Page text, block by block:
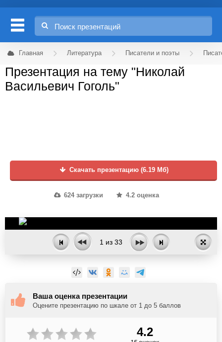
Главная Литература Писатели и поэты
Презентация на тему "Николай
Васильевич Гоголь"
Скачать презентацию (6.19 Мб)
624 загрузки 4.2 оценка
1 из 33
Ваша оценка презентации
Оцените презентацию по шкале от 1 до 5 баллов
4.2